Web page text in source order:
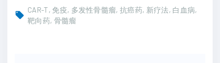
CAR-T 免疫 多发性骨髓瘤 抗癌药 新疗法 白血病
靶向药 骨髓瘤